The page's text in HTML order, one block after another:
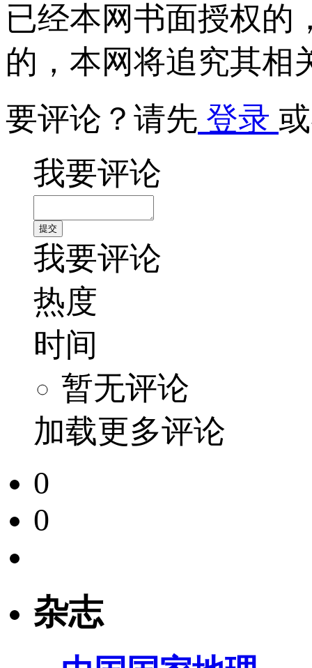
已经本网书面授权的
的，本网将追究其相
要评论？请先 登录
我要评论
我要评论
热度
时间
暂无评论
加载更多评论
0
0
杂志